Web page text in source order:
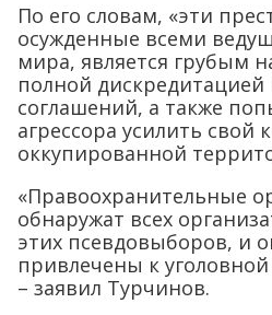
По его словам, «эти
осужденные всеми
мира, является грубым
полной
соглашений, а также
агрессора усилить свой
оккупированной
«Правоохранительные
обнаружат всех
этих псевдовыборов, и
привлечены к
– заявил Турчинов.